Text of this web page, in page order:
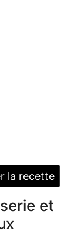
la recette
et